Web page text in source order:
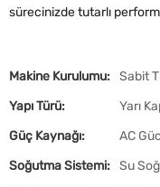
sürecinizde tutarlı
Makine Kurulumu: Sabit
Yapı Türü:
Yarı
Güç Kaynağı:
AC
Soğutma Sistemi: Su